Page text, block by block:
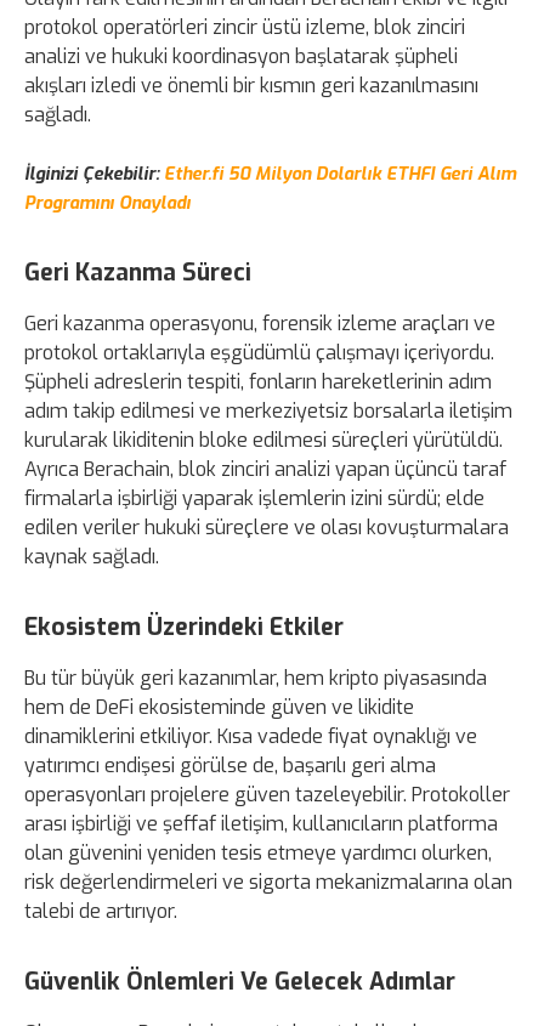
protokol operatörleri zincir üstü izleme, blok zinciri
analizi ve hukuki koordinasyon başlatarak şüpheli
akışları izledi ve önemli bir kısmın geri kazanılmasını
sağladı.
İlginizi Çekebilir: Ether.fi 50 Milyon Dolarlık ETHFI Geri Alım
Programını Onayladı
Geri Kazanma Süreci
Geri kazanma operasyonu, forensik izleme araçları ve
protokol ortaklarıyla eşgüdümlü çalışmayı içeriyordu.
Şüpheli adreslerin tespiti, fonların hareketlerinin adım
adım takip edilmesi ve merkeziyetsiz borsalarla iletişim
kurularak likiditenin bloke edilmesi süreçleri yürütüldü.
Ayrıca Berachain, blok zinciri analizi yapan üçüncü taraf
firmalarla işbirliği yaparak işlemlerin izini sürdü; elde
edilen veriler hukuki süreçlere ve olası kovuşturmalara
kaynak sağladı.
Ekosistem Üzerindeki Etkiler
Bu tür büyük geri kazanımlar, hem kripto piyasasında
hem de DeFi ekosisteminde güven ve likidite
dinamiklerini etkiliyor. Kısa vadede fiyat oynaklığı ve
yatırımcı endişesi görülse de, başarılı geri alma
operasyonları projelere güven tazeleyebilir. Protokoller
arası işbirliği ve şeffaf iletişim, kullanıcıların platforma
olan güvenini yeniden tesis etmeye yardımcı olurken,
risk değerlendirmeleri ve sigorta mekanizmalarına olan
talebi de artırıyor.
Güvenlik Önlemleri Ve Gelecek Adımlar